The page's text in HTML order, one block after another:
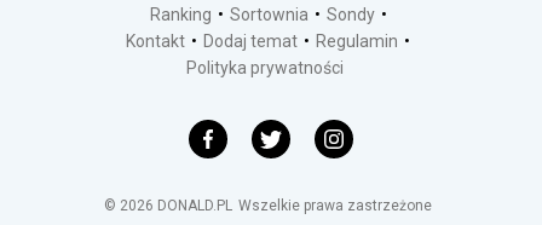
Ranking
Sortownia
Sondy
Kontakt
Dodaj temat
Regulamin
Polityka prywatności
© 2026 DONALD.PL Wszelkie prawa zastrzeżone